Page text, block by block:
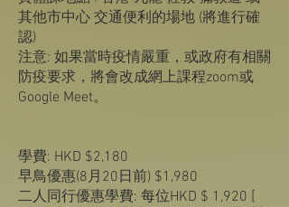
其他市中心 交通便利的場地 (將進行確
認)
注意: 如果當時疫情嚴重，或政府有相關
防疫要求，將會改成網上課程zoom或
Google Meet。
學費: HKD $2,180
早鳥優惠(8月20日前) $1,980
二人同行優惠學費: 每位HKD $ 1,920 [